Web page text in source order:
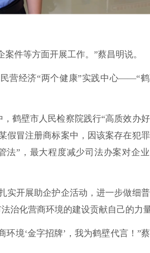
件等方面开展工作。”蔡昌明说。
营经济“两个健康”实践中心——“
鹤壁市人民检察院践行“高质效办
假冒注册商标案中，因该案存在犯
法”，最大程度减少司法办案对企
开展助企护企活动，进一步做细
治化营商环境的建设贡献自己的力
境‘金字招牌’，我为鹤壁代言！”